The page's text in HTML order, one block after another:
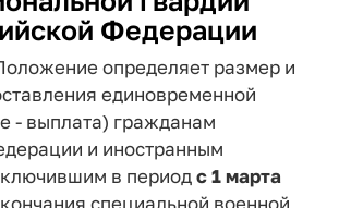
Федерации
определяет размер и
единовременной
- выплата) гражданам
и иностранным
в периодс 1 марта
специальной военной